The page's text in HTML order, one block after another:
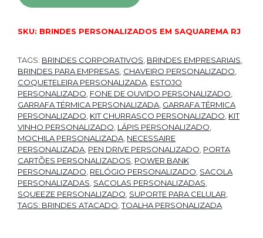
SKU: BRINDES PERSONALIZADOS EM SAQUAREMA RJ
TAGS: BRINDES CORPORATIVOS BRINDES EMPRESARIAIS
BRINDES PARA EMPRESAS CHAVEIRO PERSONALIZADO
COQUETELEIRA PERSONALIZADA ESTOJO
PERSONALIZADO FONE DE OUVIDO PERSONALIZADO
GARRAFA TÉRMICA PERSONALIZADA GARRAFA TÉRMICA
PERSONALIZADO KIT CHURRASCO PERSONALIZADO KIT
VINHO PERSONALIZADO LÁPIS PERSONALIZADO
MOCHILA PERSONALIZADA NECESSAIRE
PERSONALIZADA PEN DRIVE PERSONALIZADO PORTA
CARTÕES PERSONALIZADOS POWER BANK
PERSONALIZADO RELÓGIO PERSONALIZADO SACOLA
PERSONALIZADAS SACOLAS PERSONALIZADAS
SQUEEZE PERSONALIZADO SUPORTE PARA CELULAR
TAGS: BRINDES ATACADO ,TOALHA PERSONALIZADA